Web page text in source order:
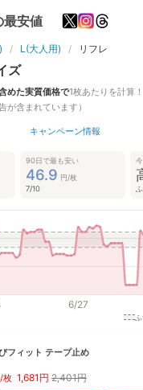
最安値
L(大人用) リフレ
ズ
めた実質価格で1枚あたりを計算！
含まれています）
キャンペーン情報
90日で最も安い
46.9 円/枚
7/10
6/27
フィット テープ止め
枚 1,681 円 2,401円